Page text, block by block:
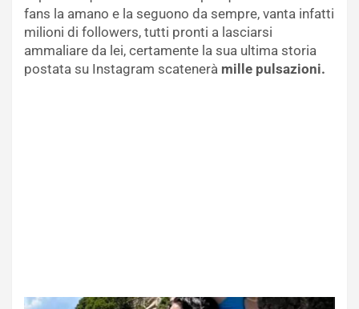
fans la amano e la seguono da sempre, vanta infatti
milioni di followers, tutti pronti a lasciarsi
ammaliare da lei, certamente la sua ultima storia
postata su Instagram scatenerà mille pulsazioni.